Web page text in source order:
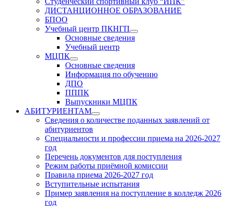
ДИСТАНЦИОННОЕ ОБРАЗОВАНИЕ
БПОО
Учебный центр ПКНГП
Show
sub
Основные сведения
Учебный центр
МЦПК
Show
sub
menu
Основные сведения
Информация по обучению
ДПО
ПППК
Выпускники МЦПК
АБИТУРИЕНТАМ
Show
sub
Сведения о количестве поданных заявлений от
абитуриентов
Специальности и профессии приема на 2026-2027
год
Перечень документов для поступления
Режим работы приёмной комиссии
Правила приема 2026-2027 год
Вступительные испытания
Пример заявления на поступление в колледж 2026
год